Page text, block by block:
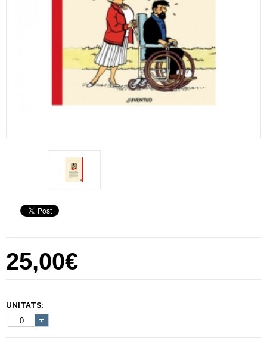
25,00€
UNITATS:
0